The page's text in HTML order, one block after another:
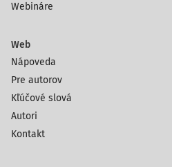
Webináre
Web
Nápoveda
Pre autorov
Kľúčové slová
Autori
Kontakt